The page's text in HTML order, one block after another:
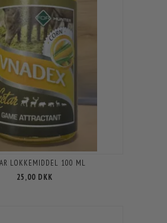
LOKKEMIDDEL 100 ML
25,00 DKK